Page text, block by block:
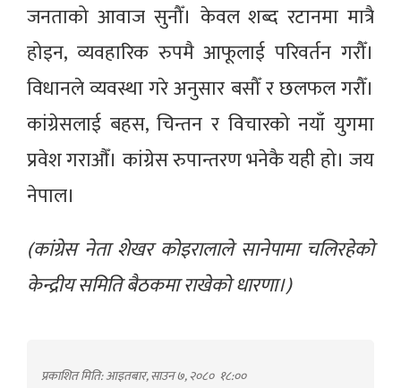
जनताको आवाज सुनौँ। केवल शब्द रटानमा मात्रै
होइन, व्यवहारिक रुपमै आफूलाई परिवर्तन गरौँ।
विधानले व्यवस्था गरे अनुसार बसौँ र छलफल गरौँ।
कांग्रेसलाई बहस, चिन्तन र विचारको नयाँ युगमा
प्रवेश गराऔँ। कांग्रेस रुपान्तरण भनेकै यही हो। जय
नेपाल।
(कांग्रेस नेता शेखर कोइरालाले सानेपामा चलिरहेको
केन्द्रीय समिति बैठकमा राखेको धारणा।)
प्रकाशित मिति: आइतबार, साउन ७, २०८० १८:००